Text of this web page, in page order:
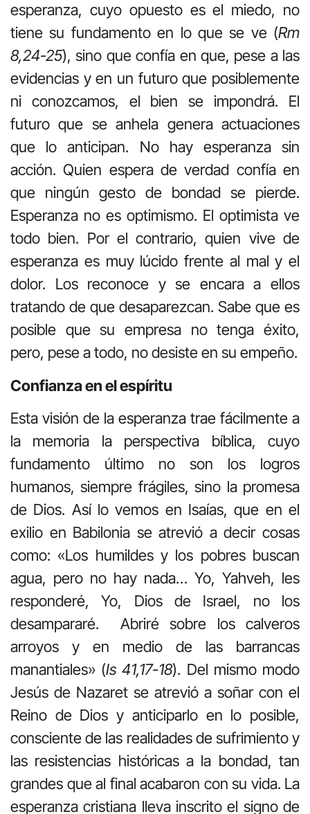
esperanza, cuyo opuesto es el miedo, no
tiene su fundamento en lo que se ve (Rm
8,24-25), sino que confía en que, pese a las
evidencias y en un futuro que posiblemente
ni conozcamos, el bien se impondrá. El
futuro que se anhela genera actuaciones
que lo anticipan. No hay esperanza sin
acción. Quien espera de verdad confía en
que ningún gesto de bondad se pierde.
Esperanza no es optimismo. El optimista ve
todo bien. Por el contrario, quien vive de
esperanza es muy lúcido frente al mal y el
dolor. Los reconoce y se encara a ellos
tratando de que desaparezcan. Sabe que es
posible que su empresa no tenga éxito,
pero, pese a todo, no desiste en su empeño.
Confianza en el espíritu
Esta visión de la esperanza trae fácilmente a
la memoria la perspectiva bíblica, cuyo
fundamento último no son los logros
humanos, siempre frágiles, sino la promesa
de Dios. Así lo vemos en Isaías, que en el
exilio en Babilonia se atrevió a decir cosas
como: «Los humildes y los pobres buscan
agua, pero no hay nada… Yo, Yahveh, les
responderé, Yo, Dios de Israel, no los
desampararé.
Abriré sobre los calveros
arroyos y en medio de las barrancas
manantiales» (Is 41,17-18). Del mismo modo
Jesús de Nazaret se atrevió a soñar con el
Reino de Dios y anticiparlo en lo posible,
consciente de las realidades de sufrimiento y
las resistencias históricas a la bondad, tan
grandes que al final acabaron con su vida. La
esperanza cristiana lleva inscrito el signo de